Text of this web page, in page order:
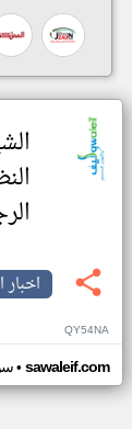
اخبار
QY54NA
• sawaleif.com